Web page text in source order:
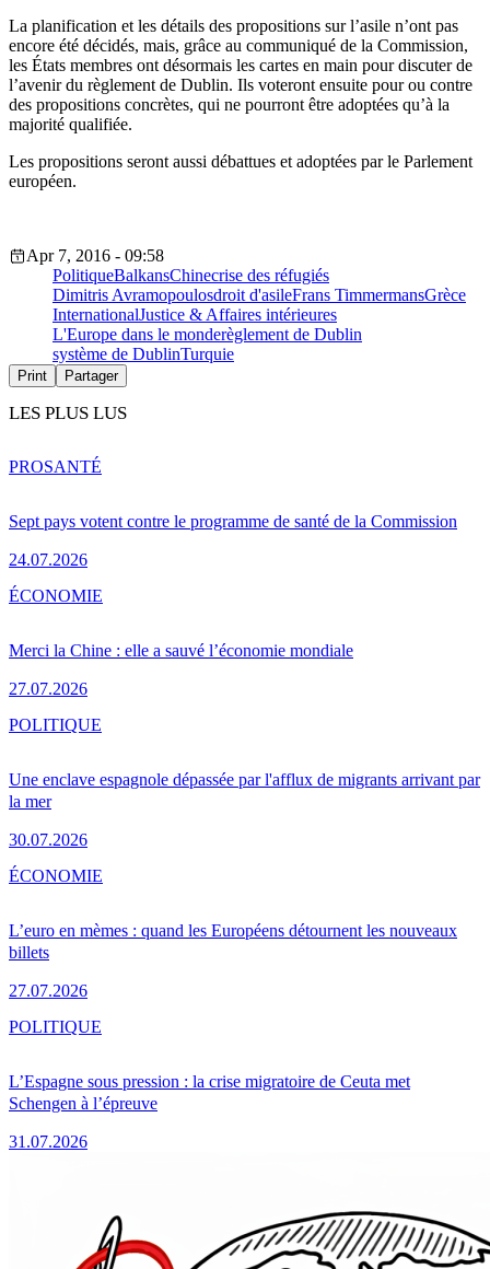
La planification et les détails des propositions sur l’asile n’ont pas
encore été décidés, mais, grâce au communiqué de la Commission,
les États membres ont désormais les cartes en main pour discuter de
l’avenir du règlement de Dublin. Ils voteront ensuite pour ou contre
des propositions concrètes, qui ne pourront être adoptées qu’à la
majorité qualifiée.
Les propositions seront aussi débattues et adoptées par le Parlement
européen.
Apr 7, 2016 - 09:58
PolitiqueBalkansChinecrise des réfugiés
Dimitris Avramopoulosdroit d'asileFrans TimmermansGrèce
InternationalJustice & Affaires intérieures
L'Europe dans le monderèglement de Dublin
système de DublinTurquie
Print Partager
LES PLUS LUS
Sept pays votent contre le programme de santé de la Commission
24.07.2026
PROSANTÉ
Merci la Chine : elle a sauvé l’économie mondiale
27.07.2026
ÉCONOMIE
Une enclave espagnole dépassée par l'afflux de migrants arrivant par
la mer
30.07.2026
POLITIQUE
L’euro en mèmes : quand les Européens détournent les nouveaux
billets
27.07.2026
ÉCONOMIE
L’Espagne sous pression : la crise migratoire de Ceuta met
Schengen à l’épreuve
31.07.2026
POLITIQUE